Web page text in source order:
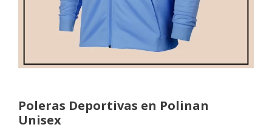
Poleras Deportivas en Polinan
Unisex